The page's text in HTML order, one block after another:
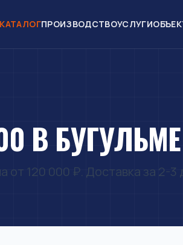
КАТАЛОГПРОИЗВОДСТВОУСЛУГИ
В БУГУЛЬМЕ
от 120 000 ₽. Доставка за 2-3